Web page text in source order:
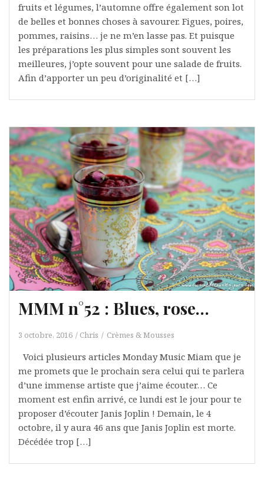
fruits et légumes, l’automne offre également son lot
de belles et bonnes choses à savourer. Figues, poires,
pommes, raisins… je ne m’en lasse pas. Et puisque
les préparations les plus simples sont souvent les
meilleures, j’opte souvent pour une salade de fruits.
Afin d’apporter un peu d’originalité et […]
MMM n°52 : Blues, rose…
3 octobre, 2016 Chris Crèmes & Mousses
Voici plusieurs articles Monday Music Miam que je
me promets que le prochain sera celui qui te parlera
d’une immense artiste que j’aime écouter… Ce
moment est enfin arrivé, ce lundi est le jour pour te
proposer d’écouter Janis Joplin ! Demain, le 4
octobre, il y aura 46 ans que Janis Joplin est morte.
Décédée trop […]